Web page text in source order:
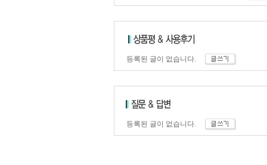
등록된 글이 없습니다.
등록된 글이 없습니다.